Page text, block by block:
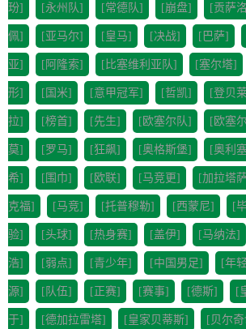
玢] [永州队] [常德队] [崩盘] [贡萨
佩] [亚马尔] [皇马] [决战] [巴萨]
亚] [阿隆索] [比塞维利亚队] [塞尔塔]
形] [国米] [意甲冠军] [哲凯] [登贝
拉] [榜首] [先生] [欧塞尔队] [欧塞
莫] [罗马] [狂飙] [奥格斯堡] [奥利
希] [围巾] [欧联] [马竞更] [加拉塔
克福] [马竞] [托普穆勒] [西蒙尼] [
验] [头球] [热身赛] [盖伊] [马纳法]
浩] [弱点] [青少年] [中国男足] [年
源] [队伍] [正赛] [赛事] [德斯] [
于] [德加拉雷塔] [皇家贝蒂斯] [贝尔